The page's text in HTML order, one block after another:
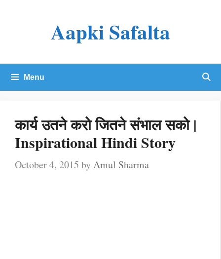
Aapki Safalta
Menu
कार्य उतने करो जितने संभाल सको |
Inspirational Hindi Story
October 4, 2015 byAmul Sharma